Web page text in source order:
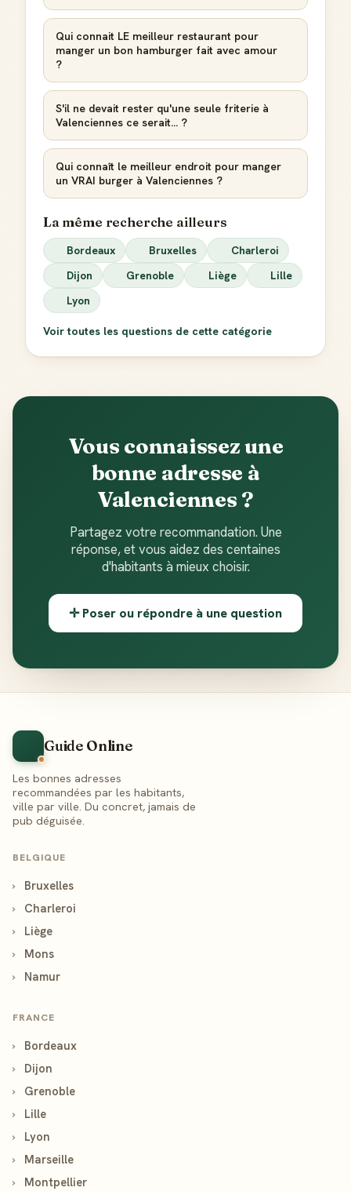
Qui connait LE meilleur restaurant pour
manger un bon hamburger fait avec amour
?
S'il ne devait rester qu'une seule friterie à
Valenciennes ce serait... ?
Qui connaît le meilleur endroit pour manger
un VRAI burger à Valenciennes ?
La même recherche ailleurs
Bordeaux Bruxelles
Charleroi
Dijon
Grenoble Liège
Lille
Lyon
Voir toutes les questions de cette catégorie
Vous connaissez une
bonne adresse à
Valenciennes ?
Partagez votre recommandation. Une
réponse, et vous aidez des centaines
d'habitants à mieux choisir.
✛ Poser ou répondre à une question
Guide Online
Les bonnes adresses
recommandées par les habitants,
ville par ville. Du concret, jamais de
pub déguisée.
BELGIQUE
›
Bruxelles
›
Charleroi
›
Liège
›
Mons
›
Namur
FRANCE
›
Bordeaux
›
Dijon
›
Grenoble
›
Lille
›
Lyon
›
Marseille
›
Montpellier